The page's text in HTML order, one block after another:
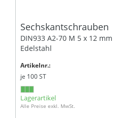
Sechskantschrauben
DIN933 A2-70 M 5 x 12 mm
Edelstahl
Artikelnr.:
je 100ST
Lagerartikel
Alle Preise exkl. MwSt.